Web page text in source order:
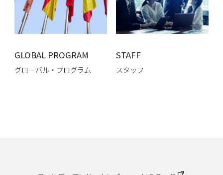
GLOBAL PROGRAM
グローバル・プログラム
STAFF
スタッフ